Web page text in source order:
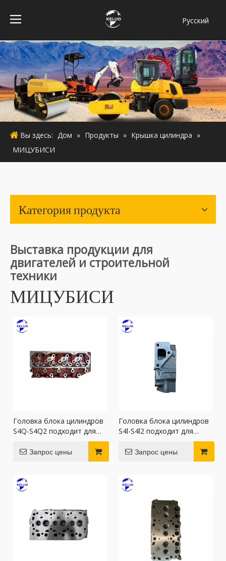
Pусский
Bahasa
indonesia
Türk dili
ไทย
Italiano
Deutsch
Português
Вы здесь: Дом » Продукты » Крышка цилиндра »
МИЦУБИСИ
Категория продукта
Выставка продукции для
двигателей и строительной
техники
МИЦУБИСИ
Головка блока цилиндров
S4Q-S4Q2 подходит для
Запрос цены
Головка блока цилиндров
S4l-S4l2 подходит для
Запрос цены